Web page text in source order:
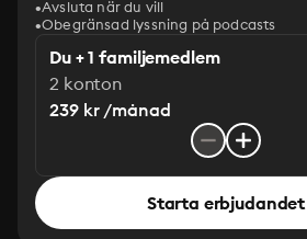
Avsluta när du vill
Obegränsad lyssning på podcasts
Du + 1 familjemedlem
2 konton
239 kr /månad
Starta erbjudandet